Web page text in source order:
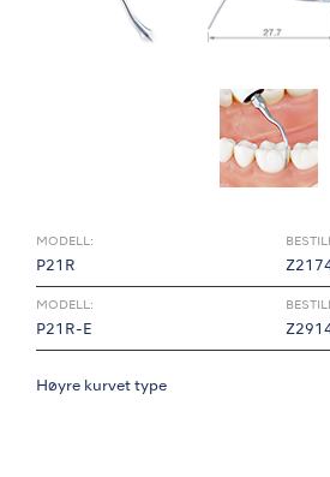
MODELL:
P21R
MODELL:
P21R-E
Høyre kurvet type